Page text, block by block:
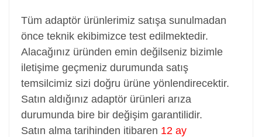
Tüm adaptör ürünlerimiz satışa sunulmadan
önce teknik ekibimizce test edilmektedir.
Alacağınız üründen emin değilseniz bizimle
iletişime geçmeniz durumunda satış
temsilcimiz sizi doğru ürüne yönlendirecektir.
Satın aldığınız adaptör ürünleri arıza
durumunda bire bir değişim garantilidir.
Satın alma tarihinden itibaren 12 ay